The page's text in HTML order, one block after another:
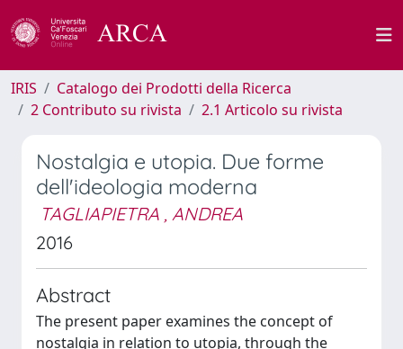
IRIS
Catalogo dei Prodotti della Ricerca
2 Contributo su rivista
2.1 Articolo su rivista
Nostalgia e utopia. Due forme
dell'ideologia moderna
TAGLIAPIETRA , ANDREA
2016
Abstract
The present paper examines the concept of
nostalgia in relation to utopia, through the